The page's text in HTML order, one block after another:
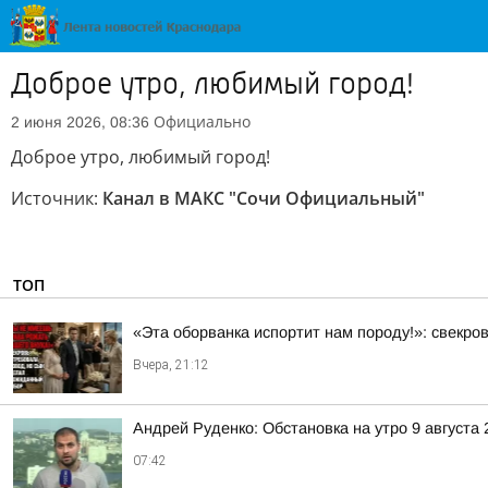
Доброе утро, любимый город!
2 июня 2026, 08:36 Официально
Доброе утро, любимый город!
Источник: Канал в МАКС "Сочи Официальный"
ТОП
«Эта оборванка испортит нам породу!»:
Вчера, 21:12
Андрей Руденко: Обстановка на утро 9 августа
07:42